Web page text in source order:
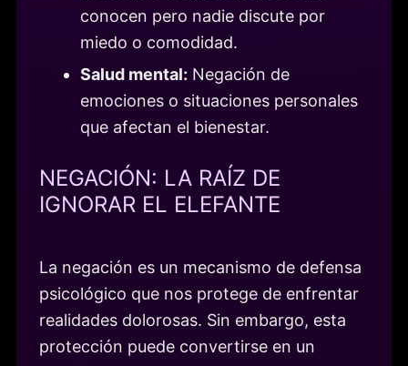
conocen pero nadie discute por
miedo o comodidad.
Salud mental: Negación de
emociones o situaciones personales
que afectan el bienestar.
NEGACIÓN: LA RAÍZ DE
IGNORAR EL ELEFANTE
La negación es un mecanismo de defensa
psicológico que nos protege de enfrentar
realidades dolorosas. Sin embargo, esta
protección puede convertirse en un